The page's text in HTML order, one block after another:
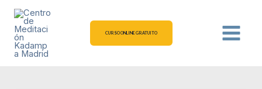
contenido
CURSO ONLINE GRATUITO